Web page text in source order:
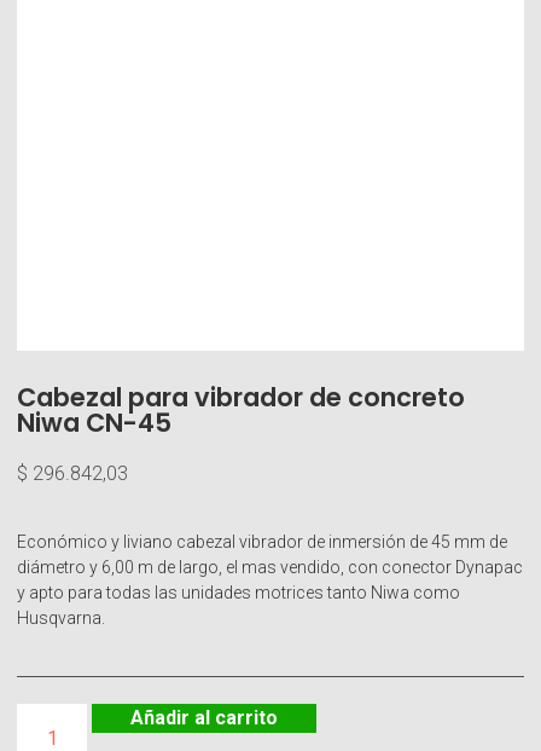
Cabezal para vibrador de concreto
Niwa CN-45
$ 296.842,03
Económico y liviano cabezal vibrador de inmersión de 45 mm de
diámetro y 6,00 m de largo, el mas vendido, con conector Dynapac
y apto para todas las unidades motrices tanto Niwa como
Husqvarna.
Añadir al carrito